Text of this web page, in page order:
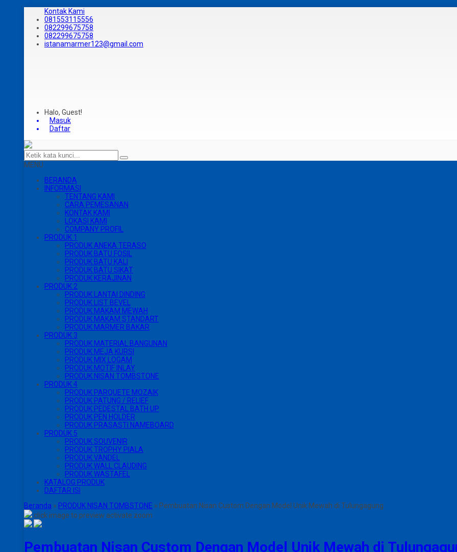
Kontak Kami
081553115556
082299675758
082299675758
istanamarmer123@gmail.com
Halo, Guest!
Masuk
Daftar
MENU
BERANDA
INFORMASI
TENTANG KAMI
CARA PEMESANAN
KONTAK KAMI
LOKASI KAMI
COMPANY PROFIL
PRODUK 1
PRODUK ANEKA TERASO
PRODUK BATU FOSIL
PRODUK BATU KALI
PRODUK BATU SIKAT
PRODUK KERAJINAN
PRODUK 2
PRODUK LANTAI DINDING
PRODUK LIST BEVEL
PRODUK MAKAM MEWAH
PRODUK MAKAM STANDART
PRODUK MARMER BAKAR
PRODUK 3
PRODUK MATERIAL BANGUNAN
PRODUK MEJA KURSI
PRODUK MIX LOGAM
PRODUK MOTIF INLAY
PRODUK NISAN TOMBSTONE
PRODUK 4
PRODUK PARQUETE MOZAIK
PRODUK PATUNG / RELIEF
PRODUK PEDESTAL BATH UP
PRODUK PEN HOLDER
PRODUK PRASASTI NAMEBOARD
PRODUK 5
PRODUK SOUVENIR
PRODUK TROPHY PIALA
PRODUK VANDEL
PRODUK WALL CLAUDING
PRODUK WASTAFEL
KATALOG PRODUK
DAFTAR ISI
Beranda » PRODUK NISAN TOMBSTONE » Pembuatan Nisan Custom Dengan Model Unik Mewah di Tulungagung
click image to preview activate zoom
Pembuatan Nisan Custom Dengan Model Unik Mewah di